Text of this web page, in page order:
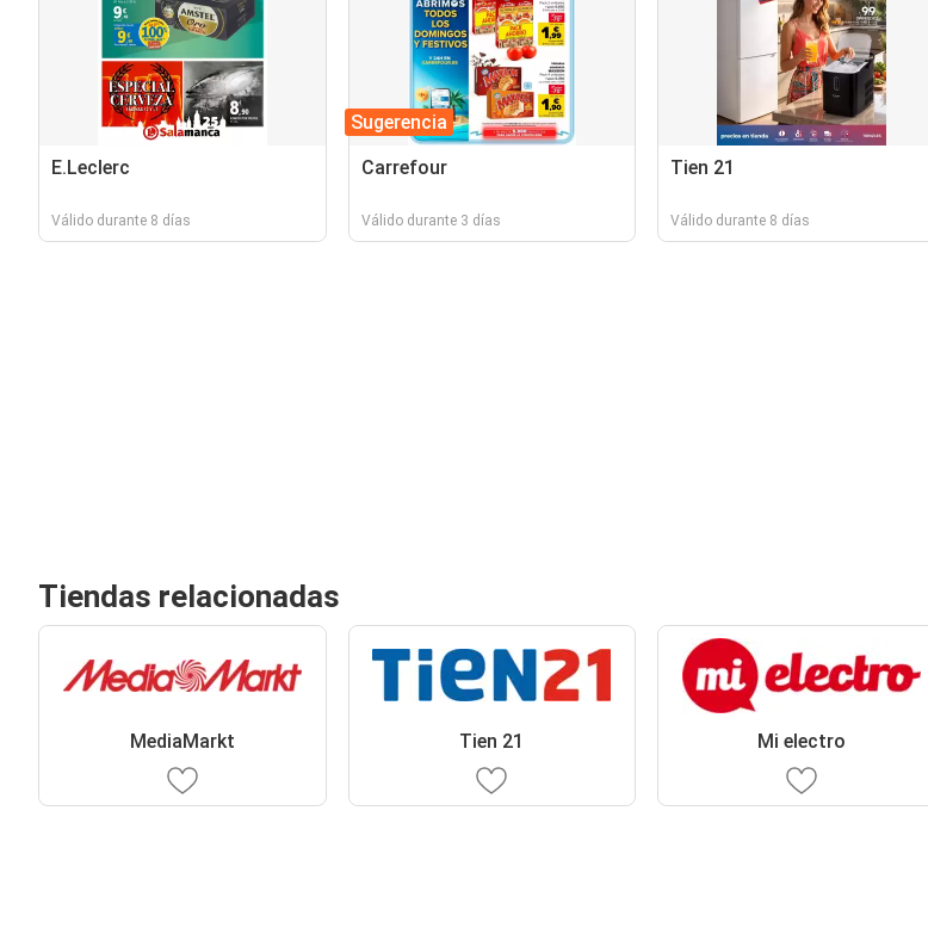
E.Leclerc
Válido durante 8 días
Sugerencia
Carrefour
Válido durante 3 días
Tien 21
Válido durante 8 días
Tiendas relacionadas
MediaMarkt Tien 21 Mi electro